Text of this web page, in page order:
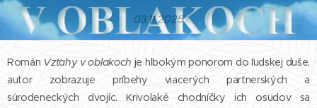
03.11.2025
Román Vzťahy v oblakoch je hlbokým ponorom do ľudskej duše,
autor zobrazuje príbehy viacerých partnerských a
súrodeneckých dvojíc. Krivolaké chodníčky ich osudov sa